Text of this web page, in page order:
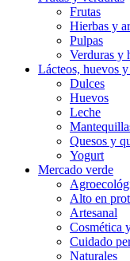
Frutas
Hierbas y
Pulpas
Verduras y
Lácteos, huevos
Dulces
Huevos
Leche
Quesos y
Yogurt
Mercado verde
Alto en
Artesanal
Cosmética
Cuidado
Naturales